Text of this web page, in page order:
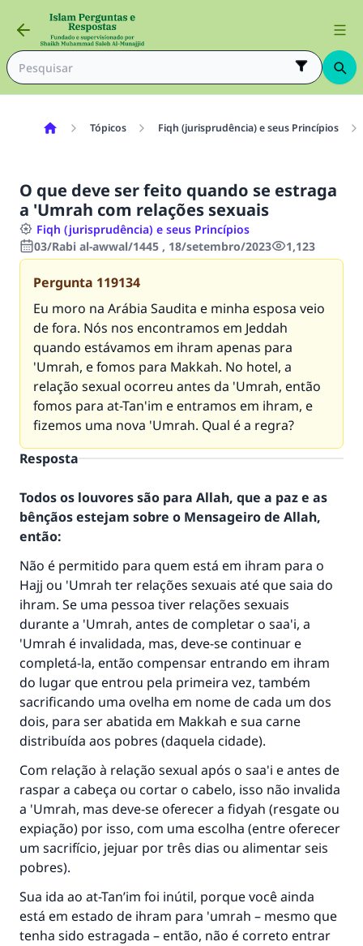
Tópicos Fiqh (jurisprudência) e seus Princípios
O que deve ser feito quando se estraga
a 'Umrah com relações sexuais
Fiqh (jurisprudência) e seus Princípios
03/Rabi al-awwal/1445 , 18/setembro/2023
1,123
Pergunta 119134
Eu moro na Arábia Saudita e minha esposa veio
de fora. Nós nos encontramos em Jeddah
quando estávamos em ihram apenas para
'Umrah, e fomos para Makkah. No hotel, a
relação sexual ocorreu antes da 'Umrah, então
fomos para at-Tan'im e entramos em ihram, e
fizemos uma nova 'Umrah. Qual é a regra?
Resposta
Todos os louvores são para Allah, que a paz e as
bênçãos estejam sobre o Mensageiro de Allah,
então:
Não é permitido para quem está em ihram para o
Hajj ou 'Umrah ter relações sexuais até que saia do
ihram. Se uma pessoa tiver relações sexuais
durante a 'Umrah, antes de completar o saa'i, a
'Umrah é invalidada, mas, deve-se continuar e
completá-la, então compensar entrando em ihram
do lugar que entrou pela primeira vez, também
sacrificando uma ovelha em nome de cada um dos
dois, para ser abatida em Makkah e sua carne
distribuída aos pobres (daquela cidade).
Com relação à relação sexual após o saa'i e antes de
raspar a cabeça ou cortar o cabelo, isso não invalida
a 'Umrah, mas deve-se oferecer a fidyah (resgate ou
expiação) por isso, com uma escolha (entre oferecer
um sacrifício, jejuar por três dias ou alimentar seis
pobres).
Sua ida ao at-Tan’im foi inútil, porque você ainda
está em estado de ihram para 'umrah – mesmo que
tenha sido estragada – então, não é correto entrar